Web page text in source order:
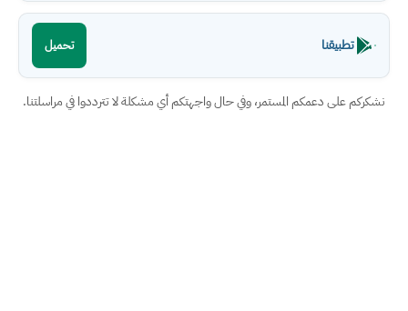
تطبيقنا تحميل
نشكركم على دعمكم المستمر، وفي حال واجهتكم أي مشكلة لا تترددوا في مراسلتنا.